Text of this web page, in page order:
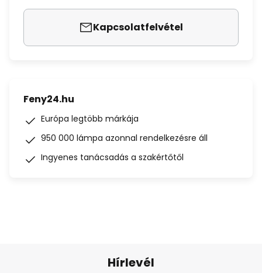
Kapcsolatfelvétel
Feny24.hu
Európa legtöbb márkája
950 000 lámpa azonnal rendelkezésre áll
Ingyenes tanácsadás a szakértőtől
Hírlevél